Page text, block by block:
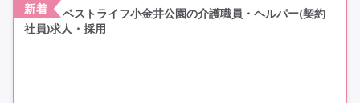
新着
ベストライフ小金井公園の介護職員・ヘルパー(契約
社員)求人・採用